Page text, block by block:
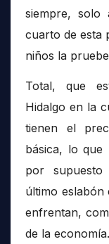
siempre, solo
cuarto de esta
niños la
Total, que
Hidalgo en la
tienen el
básica, lo que
por
último eslabón
enfrentan,
de la economía.